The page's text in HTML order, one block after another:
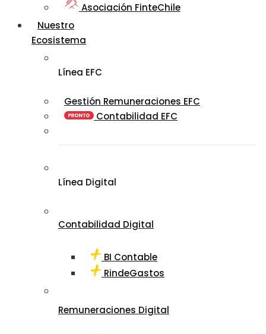
Asociación FinteChile
Nuestro
Ecosistema
Línea EFC
Gestión Remuneraciones EFC
Contabilidad EFC
Línea Digital
Contabilidad Digital
BI Contable
RindeGastos
Remuneraciones Digital